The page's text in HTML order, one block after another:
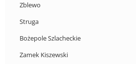
Zblewo
Struga
Bożepole Szlacheckie
Zamek Kiszewski